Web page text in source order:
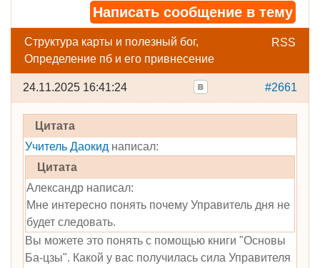
Написать сообщение в тему
RSS
Структура карты и полезный бог,
Определение пб и его привнесение
#2661
24.11.2025 16:41:24
Цитата
Учитель Даокид написал:
Цитата
Александр написал:
Мне интересно понять почему Управитель дня не
будет следовать.
Вы можете это понять с помощью книги "Основы
Ба-цзы". Какой у вас получилась сила Управителя